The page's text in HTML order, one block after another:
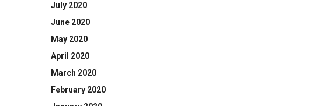
July 2020
June 2020
May 2020
April 2020
March 2020
February 2020